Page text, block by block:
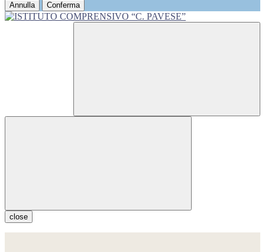
Annulla Conferma
close